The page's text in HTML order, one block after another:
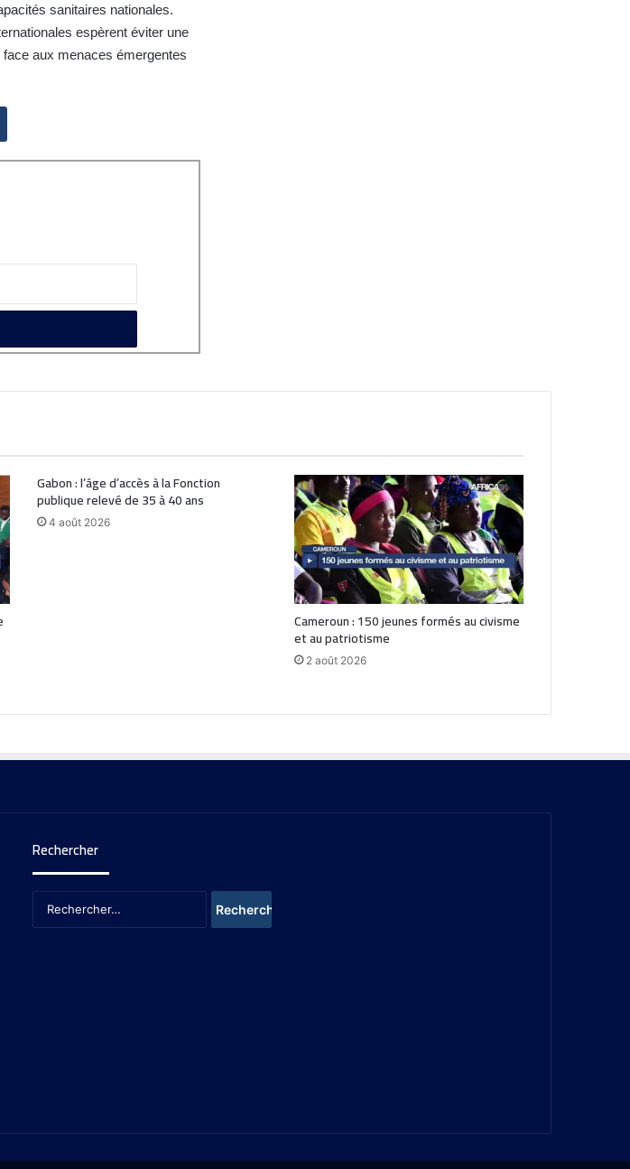
sanitaires nationales.
espèrent éviter une
face aux menaces émergentes
Gabon : l’âge d’accès à la Fonction
publique relevé de 35 à 40 ans
4 août 2026
Cameroun : 150 jeunes formés au civisme
et au patriotisme
2 août 2026
Rechercher